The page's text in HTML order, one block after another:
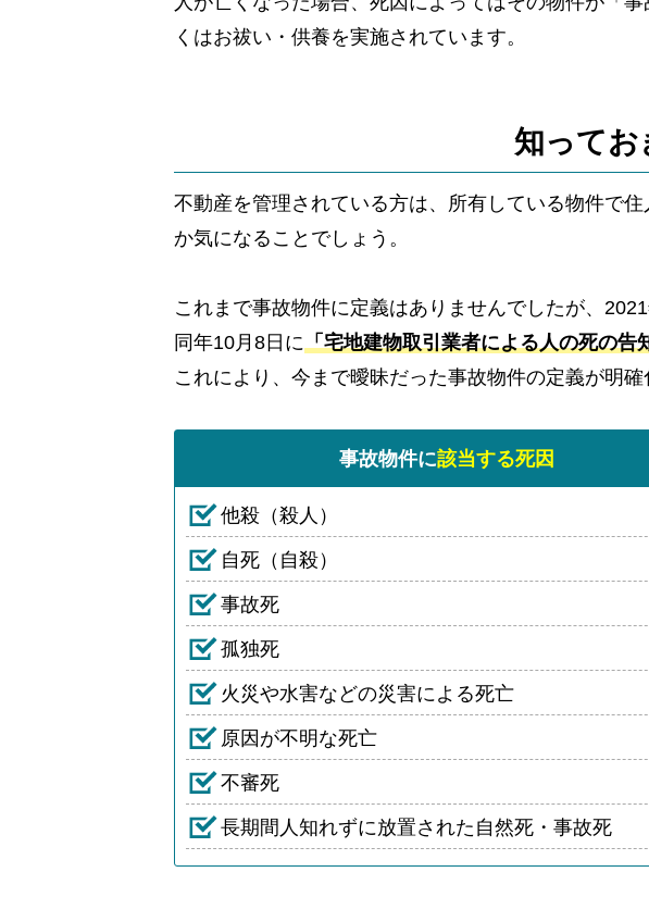
くはお祓い・供養を実施されています。
知ってお
不動産を管理されている方は、所有している物件で
か気になることでしょう。
これまで事故物件に定義はありませんでしたが、
同年10月8日に「宅地建物取引業者による人の死の告
これにより、今まで曖昧だった事故物件の定義が明確
事故物件に該当する死因
他殺（殺人）
自死（自殺）
事故死
孤独死
火災や水害などの災害による死亡
原因が不明な死亡
不審死
長期間人知れずに放置された自然死・事故死